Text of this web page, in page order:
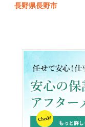
長野県長野市